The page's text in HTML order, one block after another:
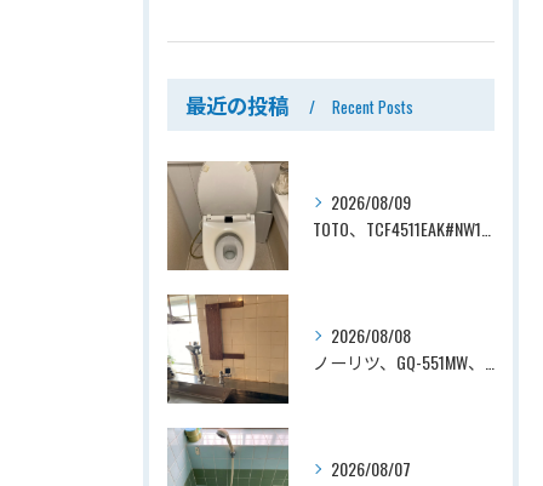
最近の投稿 Recent Posts
2026/08/09
2026/08/08
2026/08/07